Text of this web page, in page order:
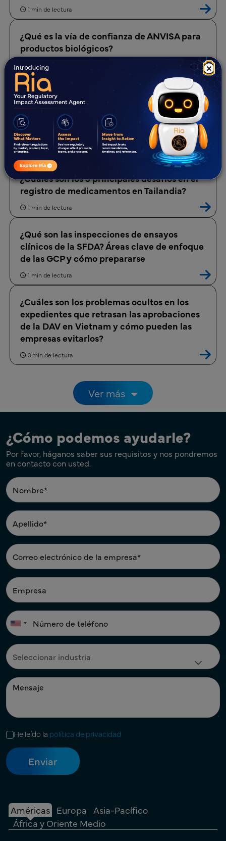
×
1 min de lectura
¿Qué es la vía de confianza de ANVISA para
productos biológicos?
3 min de lectura
¿Qué es un Drug Master File en COFEPRIS?
2 min de lectura
¿Qué es MoCRA?
2 min de lectura
¿Cuáles son los 5 principales desafíos en el
registro de medicamentos en Tailandia?
1 min de lectura
¿Qué son las inspecciones de ensayos
clínicos de la SFDA? Áreas clave de enfoque
de las GCP y cómo prepararse
1 min de lectura
¿Cuáles son los problemas ocultos en los
expedientes que retrasan las aprobaciones
de la DAV en Vietnam y cómo pueden las
empresas evitarlos?
3 min de lectura
Ver más
¿Cómo podemos ayudarle?
Por favor, háganos saber sus requisitos y nos pondremos
en contacto con usted.
He leído la política de privacidad
Américas Europa Asia-Pacífico
África y Oriente Medio